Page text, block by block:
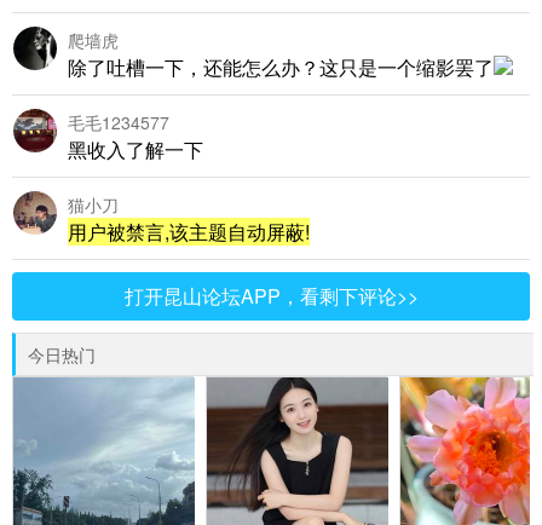
爬墙虎
除了吐槽一下，还能怎么办？这只是一个缩影罢了
毛毛1234577
黑收入了解一下
猫小刀
用户被禁言,该主题自动屏蔽!
打开昆山论坛APP，看剩下评论>>
今日热门